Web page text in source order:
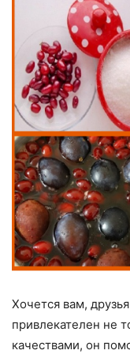
Хочется вам,
привлекателен не
качествами, он